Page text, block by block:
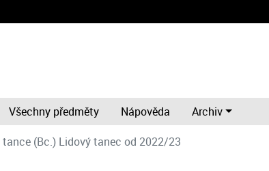
Všechny předměty Nápověda
Archiv
tance (Bc.) Lidový tanec od 2022/23